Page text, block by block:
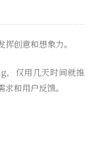
创意和想象力。
，仅用几天时间就推
和用户反馈。